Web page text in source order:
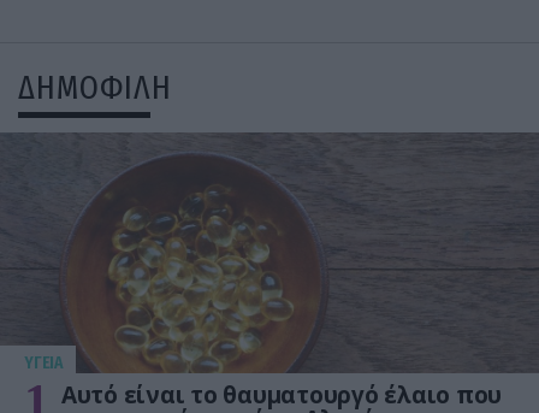
ΔΗΜΟΦΙΛΗ
ΥΓΕΙΑ
Αυτό είναι το θαυματουργό έλαιο που